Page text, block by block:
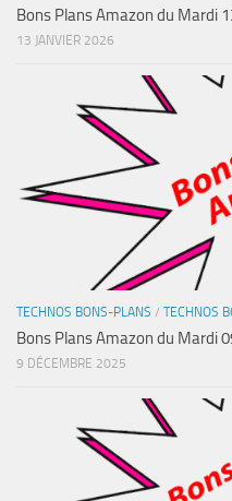
Bons Plans Amazon du Mardi
13 JANVIER 2026
TECHNOS BONS-PLANS / TECHNOS
Bons Plans Amazon du Mardi
9 DÉCEMBRE 2025